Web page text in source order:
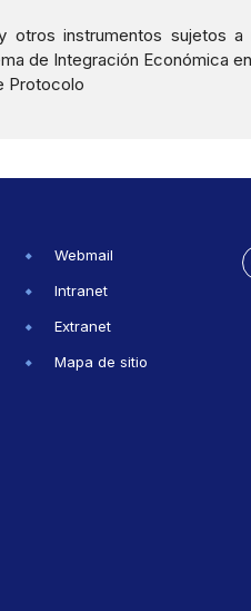
otros instrumentos sujetos
de Integración Económica
Protocolo
Webmail
Intranet
Extranet
Mapa de sitio